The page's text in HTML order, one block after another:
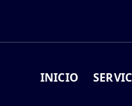
INICIO